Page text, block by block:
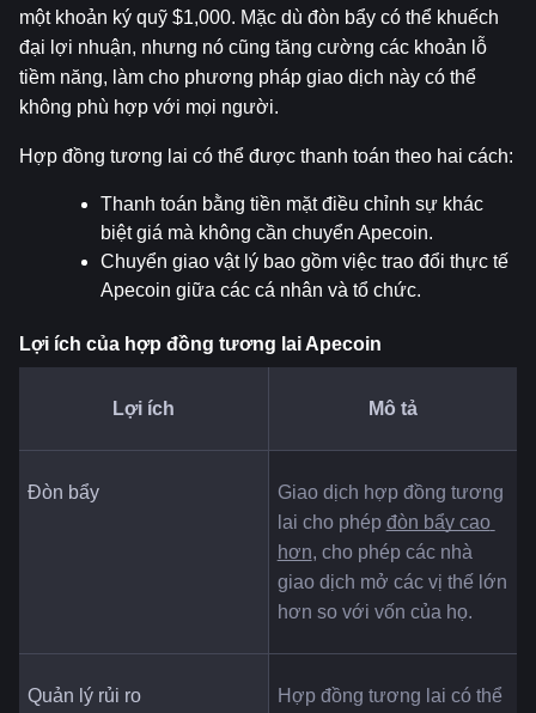
một khoản ký quỹ $1,000. Mặc dù đòn bẩy có thể khuếch
đại lợi nhuận, nhưng nó cũng tăng cường các khoản lỗ
tiềm năng, làm cho phương pháp giao dịch này có thể
không phù hợp với mọi người.
Hợp đồng tương lai có thể được thanh toán theo hai cách:
Thanh toán bằng tiền mặt điều chỉnh sự khác
biệt giá mà không cần chuyển Apecoin.
Chuyển giao vật lý bao gồm việc trao đổi thực tế
Apecoin giữa các cá nhân và tổ chức.
Lợi ích của hợp đồng tương lai Apecoin
Lợi ích Mô tả
Đòn bẩy
Giao dịch hợp đồng tương
lai cho phép đòn bẩy cao
hơn, cho phép các nhà
giao dịch mở các vị thế lớn
hơn so với vốn của họ.
Quản lý rủi ro
Hợp đồng tương lai có thể